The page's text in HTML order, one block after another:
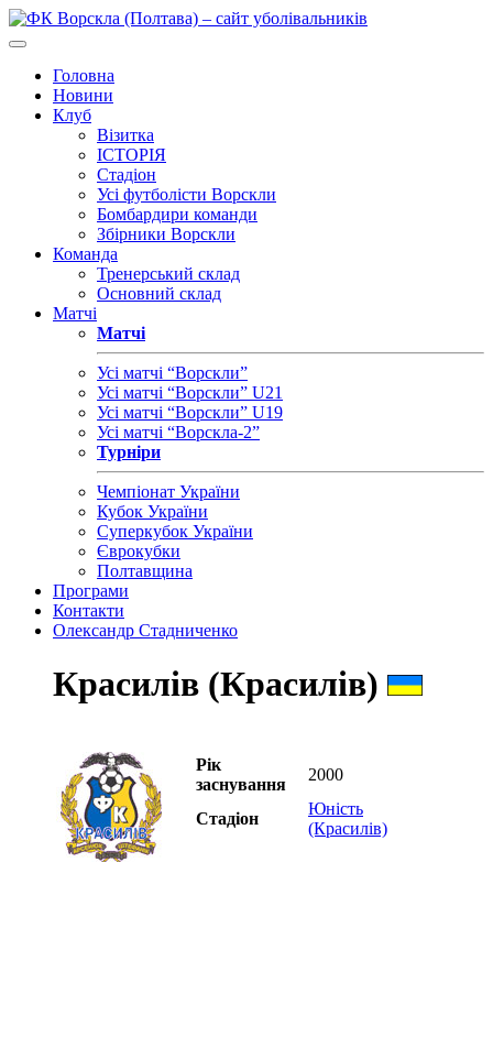
Головна
Новини
Клуб
Візитка
ІСТОРІЯ
Стадіон
Усі футболісти Ворскли
Бомбардири команди
Збірники Ворскли
Команда
Тренерський склад
Основний склад
Матчі
Матчі
Усі матчі “Ворскли”
Усі матчі “Ворскли” U21
Усі матчі “Ворскли” U19
Усі матчі “Ворскла-2”
Турніри
Чемпіонат України
Кубок України
Суперкубок України
Єврокубки
Полтавщина
Програми
Контакти
Олександр Стадниченко
Красилів (Красилів)
Рік
заснування
2000
Стадіон
Юність
(Красилів)